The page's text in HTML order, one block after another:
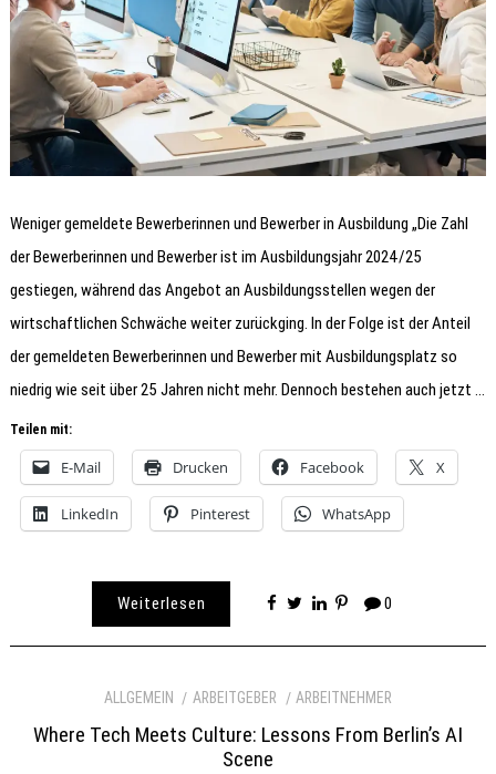
Weniger gemeldete Bewerberinnen und Bewerber in Ausbildung „Die Zahl
der Bewerberinnen und Bewerber ist im Ausbildungsjahr 2024/25
gestiegen, während das Angebot an Ausbildungsstellen wegen der
wirtschaftlichen Schwäche weiter zurückging. In der Folge ist der Anteil
der gemeldeten Bewerberinnen und Bewerber mit Ausbildungsplatz so
niedrig wie seit über 25 Jahren nicht mehr. Dennoch bestehen auch jetzt …
Teilen mit:
E-Mail Drucken Facebook X
LinkedIn Pinterest WhatsApp
Weiterlesen 0
ALLGEMEIN ARBEITGEBER ARBEITNEHMER
Where Tech Meets Culture: Lessons From Berlin’s AI
Scene